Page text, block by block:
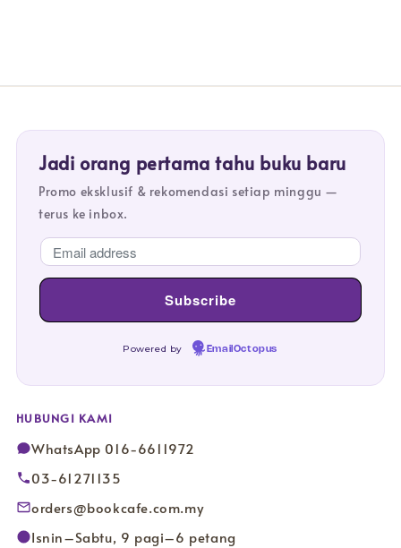
Jadi orang pertama tahu buku baru
Promo eksklusif & rekomendasi setiap minggu —
terus ke inbox.
Powered by EmailOctopus
HUBUNGI KAMI
WhatsApp 016-6611972
03-61271135
orders@bookcafe.com.my
Isnin–Sabtu, 9 pagi–6 petang